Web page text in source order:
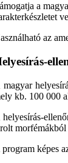
a
az
magyar
kb. 100 000
helyesírás-
morfémákból
program képes